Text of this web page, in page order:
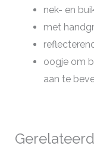
nek- en
met
oogje om
aan te